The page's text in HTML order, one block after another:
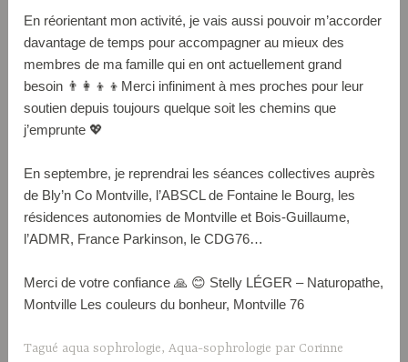
En réorientant mon activité, je vais aussi pouvoir m’accorder
davantage de temps pour accompagner au mieux des
membres de ma famille qui en ont actuellement grand
besoin 👨‍👩‍👦‍👦Merci infiniment à mes proches pour leur
soutien depuis toujours quelque soit les chemins que
j’emprunte 💖
En septembre, je reprendrai les séances collectives auprès
de Bly’n Co Montville, l’ABSCL de Fontaine le Bourg, les
résidences autonomies de Montville et Bois-Guillaume,
l’ADMR, France Parkinson, le CDG76…
Merci de votre confiance 🙏 😊 Stelly LÉGER – Naturopathe,
Montville Les couleurs du bonheur, Montville 76
Tagué aqua sophrologie,Aqua-sophrologie par Corinne